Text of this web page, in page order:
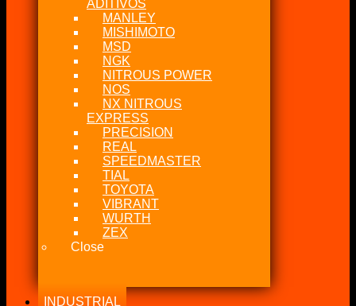
ADITIVOS
MANLEY
MISHIMOTO
MSD
NGK
NITROUS POWER
NOS
NX NITROUS
EXPRESS
PRECISION
REAL
SPEEDMASTER
TIAL
TOYOTA
VIBRANT
WURTH
ZEX
Close
INDUSTRIAL